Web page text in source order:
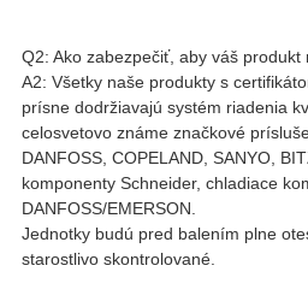
Q2: Ako zabezpečiť, aby váš produkt
A2: Všetky naše produkty s
prísne dodržiavajú systém riadenia
celosvetovo známe značkové
DANFOSS, COPELAND, SANYO,
komponenty Schneider, chladiace
DANFOSS/EMERSON.
Jednotky budú pred balením plne
starostlivo skontrolované.